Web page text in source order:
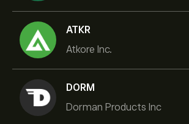
ATKR
Atkore Inc.
DORM
Dorman Products Inc